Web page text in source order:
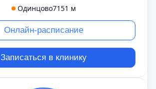
Одинцово7151 м
Онлайн-расписание
Записаться в клинику